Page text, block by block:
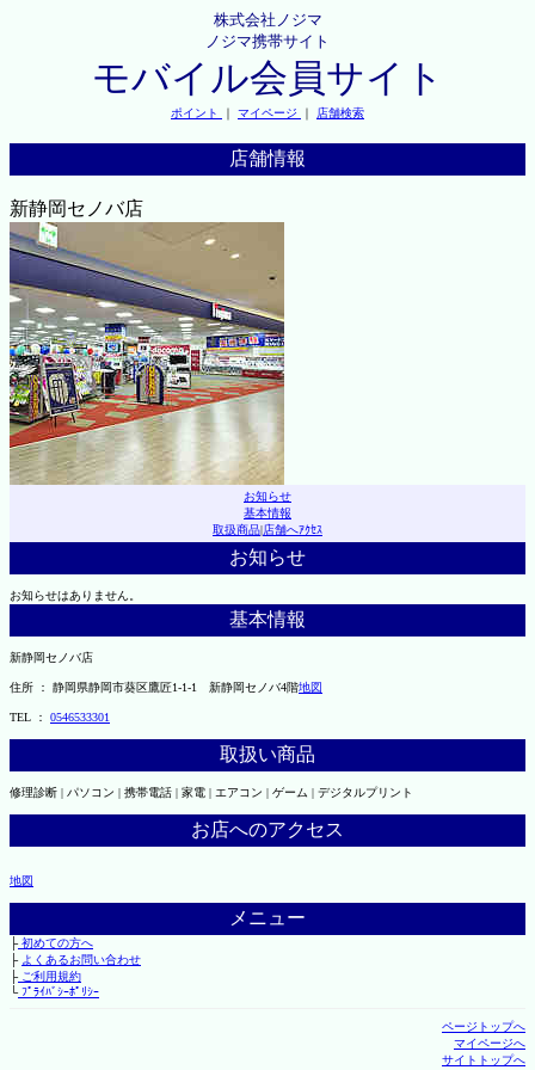
株式会社ノジマ
ノジマ携帯サイト
モバイル会員サイト
ポイント ｜ マイページ ｜ 店舗検索
店舗情報
新静岡セノバ店
お知らせ
基本情報
取扱商品|店舗へｱｸｾｽ
お知らせ
お知らせはありません。
基本情報
新静岡セノバ店
住所 ： 静岡県静岡市葵区鷹匠1-1-1 新静岡セノバ4階地図
TEL ： 0546533301
取扱い商品
修理診断 | パソコン | 携帯電話 | 家電 | エアコン | ゲーム | デジタルプリント
お店へのアクセス
地図
メニュー
├初めての方へ
├ よくあるお問い合わせ
├ご利用規約
└ﾌﾟﾗｲﾊﾞｼｰﾎﾟﾘｼｰ
ページトップへ
マイページへ
サイトトップへ